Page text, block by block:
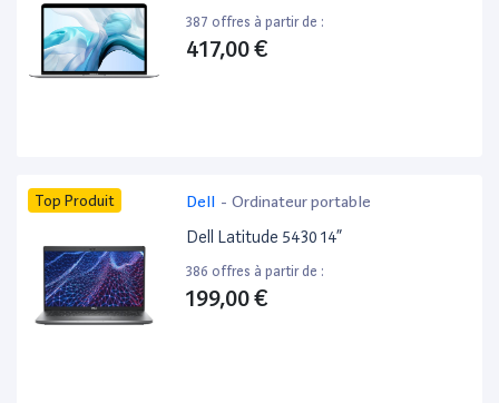
387 offres à partir de :
417,00 €
Top Produit Dell - Ordinateur portable
Dell Latitude 5430 14”
386 offres à partir de :
199,00 €